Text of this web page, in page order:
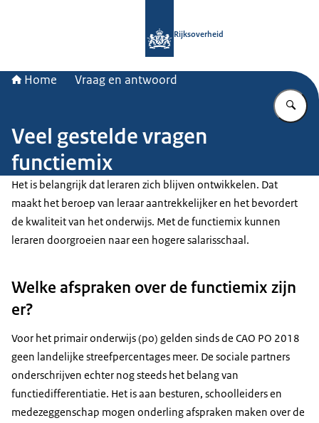
Rijksoverheid
Home Vraag en antwoord
Veel gestelde vragen
functiemix
Het is belangrijk dat leraren zich blijven ontwikkelen. Dat
maakt het beroep van leraar aantrekkelijker en het bevordert
de kwaliteit van het onderwijs. Met de functiemix kunnen
leraren doorgroeien naar een hogere salarisschaal.
Welke afspraken over de functiemix zijn
er?
Voor het primair onderwijs (po) gelden sinds de CAO PO 2018
geen landelijke streefpercentages meer. De sociale partners
onderschrijven echter nog steeds het belang van
functiedifferentiatie. Het is aan besturen, schoolleiders en
medezeggenschap mogen onderling afspraken maken over de